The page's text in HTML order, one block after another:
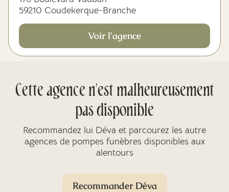
59210 Coudekerque-Branche
Voir l'agence
Cette agence n'est malheureusement
pas disponible
Recommandez lui Déva et parcourez les autre
agences de pompes funèbres disponibles aux
alentours
Recommander Déva